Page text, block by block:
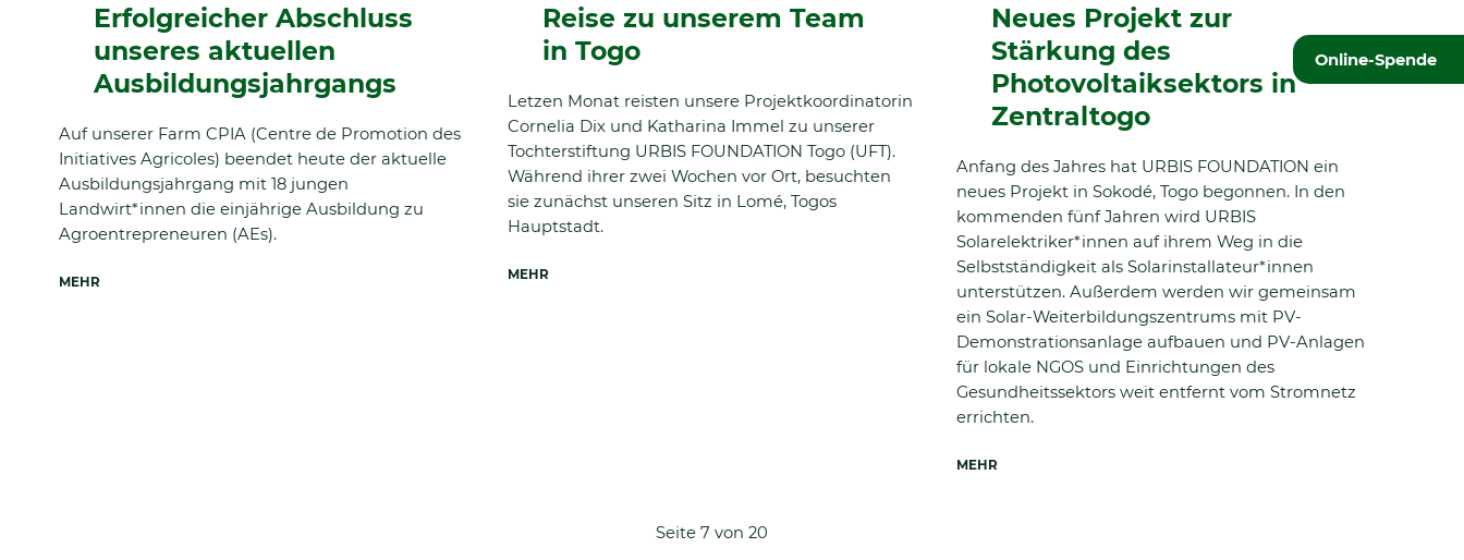
Online-Spende
Erfolgreicher Abschluss
unseres aktuellen
Ausbildungsjahrgangs
Auf unserer Farm CPIA (Centre de Promotion des
Initiatives Agricoles) beendet heute der aktuelle
Ausbildungsjahrgang mit 18 jungen
Landwirt*innen die einjährige Ausbildung zu
Agroentrepreneuren (AEs).
MEHR
Reise zu unserem Team
in Togo
Letzen Monat reisten unsere Projektkoordinatorin
Cornelia Dix und Katharina Immel zu unserer
Tochterstiftung URBIS FOUNDATION Togo (UFT).
Während ihrer zwei Wochen vor Ort, besuchten
sie zunächst unseren Sitz in Lomé, Togos
Hauptstadt.
MEHR
Neues Projekt zur
Stärkung des
Photovoltaiksektors in
Zentraltogo
Anfang des Jahres hat URBIS FOUNDATION ein
neues Projekt in Sokodé, Togo begonnen. In den
kommenden fünf Jahren wird URBIS
Solarelektriker*innen auf ihrem Weg in die
Selbstständigkeit als Solarinstallateur*innen
unterstützen. Außerdem werden wir gemeinsam
ein Solar-Weiterbildungszentrums mit PV-
Demonstrationsanlage aufbauen und PV-Anlagen
für lokale NGOS und Einrichtungen des
Gesundheitssektors weit entfernt vom Stromnetz
errichten.
MEHR
Seite 7 von 20